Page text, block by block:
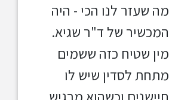
מה שעזר לנו הכי - היה
המכשיר של ד"ר שגיא.
מין שטיח כזה ששמים
מתחת לסדין שיש לו